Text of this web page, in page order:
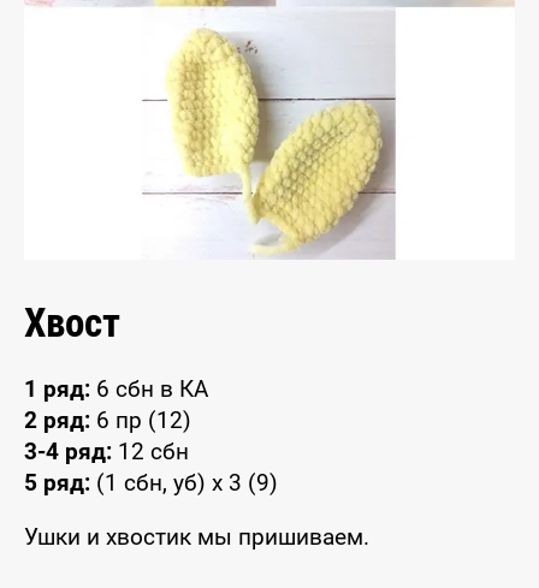
Хвост
1 ряд: 6 сбн в КА
2 ряд: 6 пр (12)
3-4 ряд: 12 сбн
5 ряд: (1 сбн, уб) x 3 (9)
Ушки и хвостик мы пришиваем.